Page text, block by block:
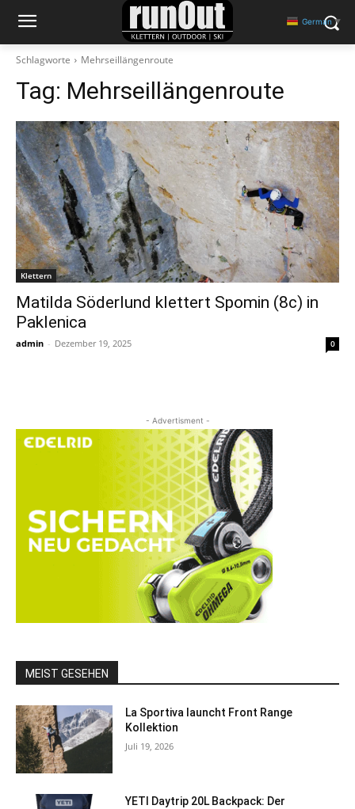
Schlagworte Mehrseillängenroute
Tag: Mehrseillängenroute
Klettern
Matilda Söderlund klettert Spomin (8c) in
Paklenica
admin - Dezember 19, 2025 0
- Advertisment -
MEIST GESEHEN
La Sportiva launcht Front Range
Kollektion
Juli 19, 2026
YETI Daytrip 20L Backpack: Der
German ▼